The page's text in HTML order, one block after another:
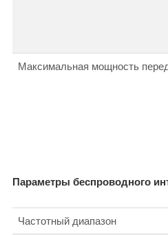
Максимальная мощность
Параметры беспроводного
Частотный диапазон